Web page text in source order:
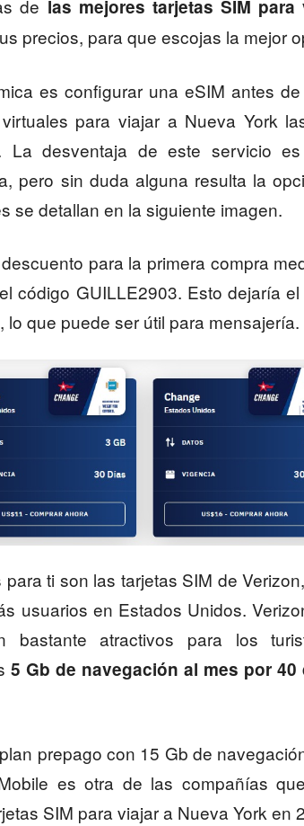
de las mejores tarjetas SIM para
precios, para que escojas la mejor
es configurar una eSIM antes
para viajar a Nueva York
La desventaja de este servicio
pero sin duda alguna resulta la
se detallan en la siguiente imagen.
para la primera compra
código GUILLE2903. Esto dejaría
que puede ser útil para mensajería.
ti son las tarjetas SIM de
usuarios en Estados Unidos.
bastante atractivos para los
5 Gb de navegación al mes por 40
prepago con 15 Gb de
es otra de las compañías
SIM para viajar a Nueva York en